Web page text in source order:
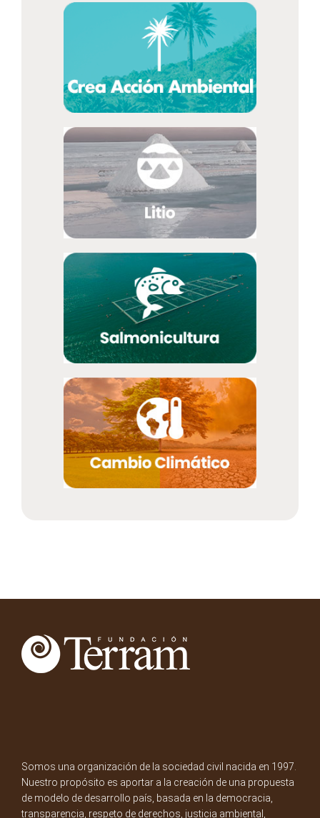
Somos una organización de la sociedad civil nacida en 1997.
Nuestro propósito es aportar a la creación de una propuesta
de modelo de desarrollo país, basada en la democracia,
transparencia, respeto de derechos, justicia ambiental,